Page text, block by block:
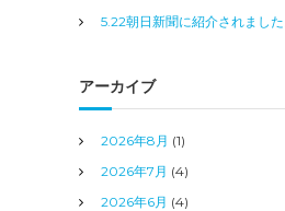
5.22朝日新聞に紹介されました
アーカイブ
2026年8月 (1)
2026年7月 (4)
2026年6月 (4)